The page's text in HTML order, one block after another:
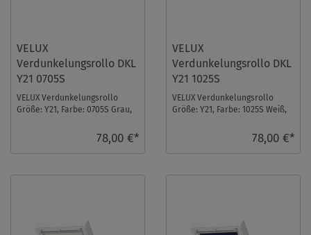
VELUX
Verdunkelungsrollo DKL
Y21 0705S
VELUX Verdunkelungsrollo
Größe: Y21, Farbe: 0705S Grau,
78,00 €*
VELUX
Verdunkelungsrollo DKL
Y21 1025S
VELUX Verdunkelungsrollo
Größe: Y21, Farbe: 1025S Weiß,
78,00 €*